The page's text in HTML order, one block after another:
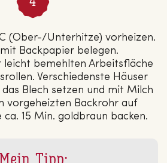
(Ober-/Unterhitze) vorheizen.
Backpapier belegen.
leicht bemehlten Arbeitsfläche
Verschiedenste Häuser
Blech setzen und mit Milch
vorgeheizten Backrohr auf
15 Min. goldbraun backen.